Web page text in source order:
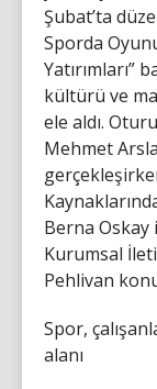
Şubat’ta
Sporda
Yatırımları”
kültürü ve
ele aldı.
Mehmet
Berna Oskay
Kurumsal
Pehlivan
Spor,
alanı